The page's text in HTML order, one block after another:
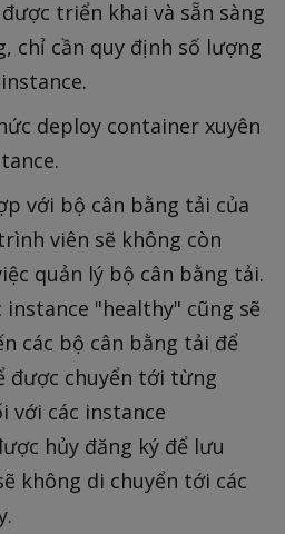
triển khai và sẵn sàng
chỉ cần quy định số lượng
deploy container xuyên
với bộ cân bằng tải của
viên sẽ không còn
quản lý bộ cân bằng tải.
instance "healthy" cũng sẽ
các bộ cân bằng tải để
được chuyển tới từng
với các instance
hủy đăng ký để lưu
không di chuyển tới các